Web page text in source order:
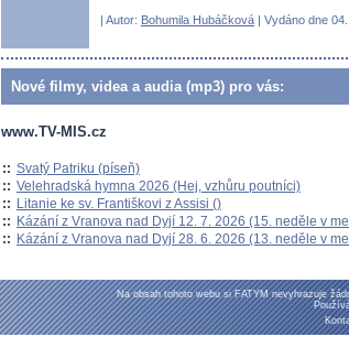
| Autor: Bohumila Hubáčková | Vydáno dne
Nové filmy, videa a audia (mp3) pro vás:
www.TV-MIS.cz
:: Svatý Patriku (píseň)
:: Velehradská hymna 2026 (Hej, vzhůru poutníci)
:: Litanie ke sv. Františkovi z Assisi ()
:: Kázání z Vranova nad Dyjí 12. 7. 2026 (15. neděle v
:: Kázání z Vranova nad Dyjí 28. 6. 2026 (13. neděle v
Na obsah tohoto webu si FATYM nevyhrazuje